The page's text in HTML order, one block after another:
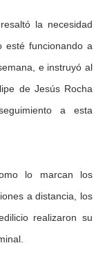
la necesidad
esté funcionando a
e instruyó al
de Jesús Rocha
a esta
lo marcan los
a distancia, los
realizaron su